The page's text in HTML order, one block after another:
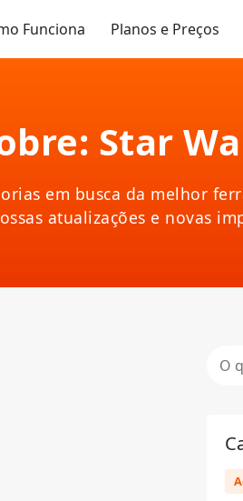
Funciona Planos e Preços
Star
em busca da melhor
atualizações e novas